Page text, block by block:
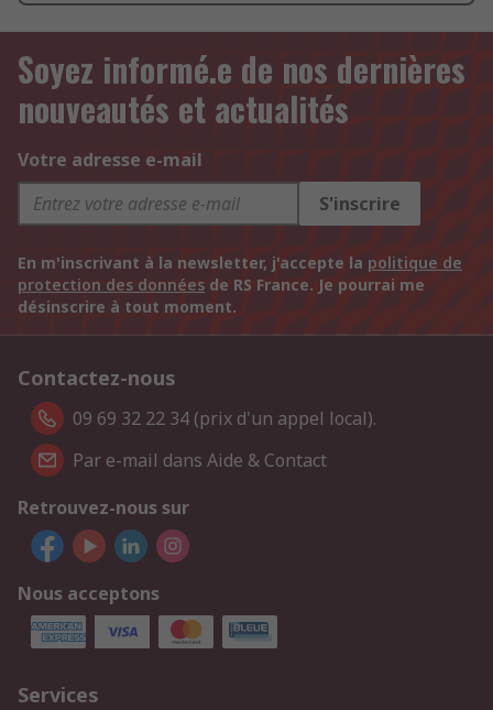
Soyez informé.e de nos dernières
nouveautés et actualités
Votre adresse e-mail
S'inscrire
En m'inscrivant à la newsletter, j'accepte la politique de
protection des données de RS France. Je pourrai me
désinscrire à tout moment.
Contactez-nous
09 69 32 22 34 (prix d'un appel local).
Par e-mail dans Aide & Contact
Retrouvez-nous sur
Nous acceptons
Services